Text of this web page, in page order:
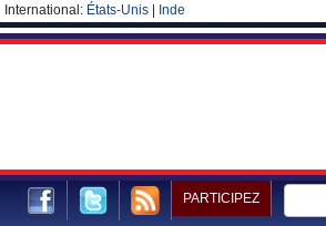
International: États-Unis Inde
PARTICIPEZ